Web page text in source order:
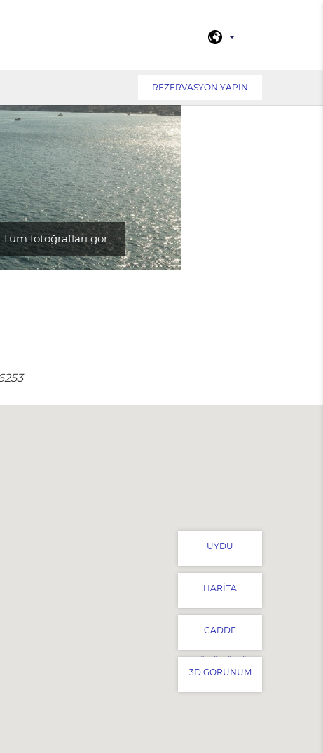
REZERVASYON YAPIN
Tüm fotoğrafları gör
HARITA
UYDU
CADDE
3D GÖRÜNÜM